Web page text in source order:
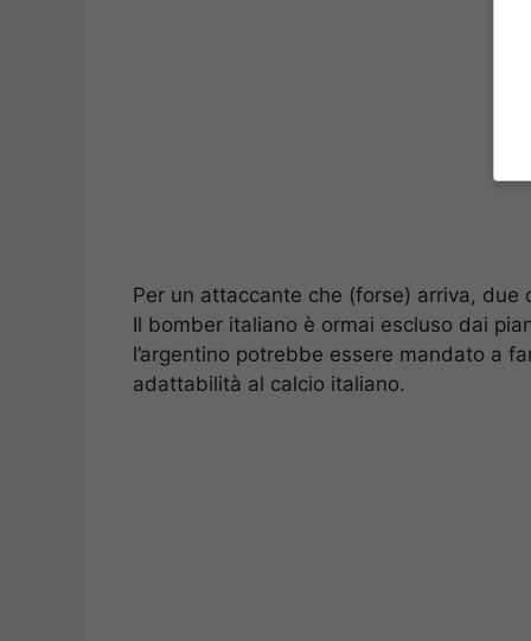
Per un attaccante che (forse) arriva,
Il bomber italiano è ormai escluso dai
l’argentino potrebbe essere mandato a
adattabilità al calcio italiano.